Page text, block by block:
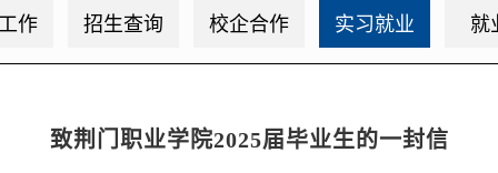
作 招生查询 校企合作 实习就业 就
致荆门职业学院2025届毕业生的一封信